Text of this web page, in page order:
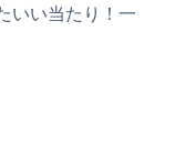
いい当たり！一